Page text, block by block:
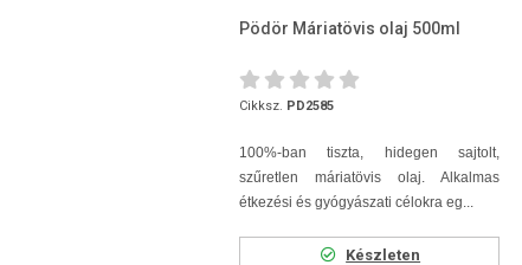
Pödör Máriatövis olaj 500ml
Cikksz. PD2585
100%-ban tiszta, hidegen sajtolt,
szűretlen máriatövis olaj. Alkalmas
étkezési és gyógyászati célokra eg...
Készleten